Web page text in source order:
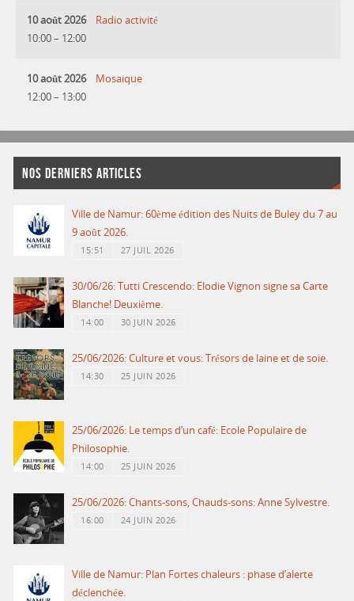
10 août 2026
10:00– 12:00
Radio activité
10 août 2026
12:00– 13:00
Mosaique
NOS DERNIERS ARTICLES
Ville de Namur: 60ème édition des Nuits de Buley du 7 au
9 août 2026.
15:51 27 JUIL 2026
30/06/26: Tutti Crescendo: Elodie Vignon signe sa Carte
Blanche! Deuxième.
14:00 30 JUIN 2026
25/06/2026: Culture et vous: Trésors de laine et de soie.
14:30 25 JUIN 2026
25/06/2026: Le temps d’un café: Ecole Populaire de
Philosophie.
14:00 25 JUIN 2026
25/06/2026: Chants-sons, Chauds-sons: Anne Sylvestre.
16:00 24 JUIN 2026
Ville de Namur: Plan Fortes chaleurs : phase d’alerte
déclenchée.